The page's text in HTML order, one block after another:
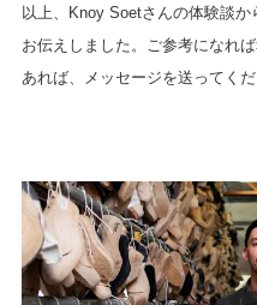
以上、Knoy Soetさんの体験談
お伝えしました。ご参考になれ
あれば、メッセージを送ってくだ